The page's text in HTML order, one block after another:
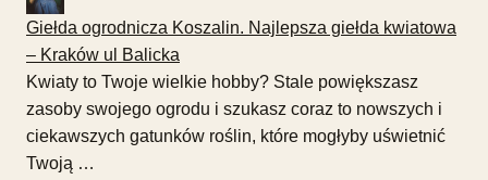
Giełda ogrodnicza Koszalin. Najlepsza giełda kwiatowa
– Kraków ul Balicka
Kwiaty to Twoje wielkie hobby? Stale powiększasz
zasoby swojego ogrodu i szukasz coraz to nowszych i
ciekawszych gatunków roślin, które mogłyby uświetnić
Twoją …